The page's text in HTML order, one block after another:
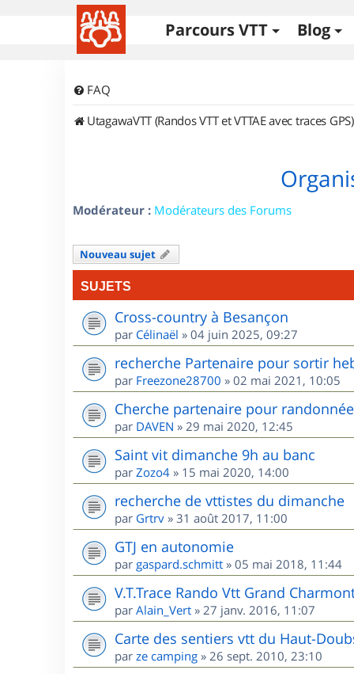
Parcours VTT Blog
FAQ
UtagawaVTT (Randos VTT et VTTAE avec traces GPS)
Modérateur : Modérateurs des Forums
Nouveau sujet
SUJETS
Cross-country à Besançon
par Célinaël » 04 juin 2025, 09:27
recherche Partenaire pour sortir
par Freezone28700 » 02 mai 2021, 10:05
Cherche partenaire pour
par DAVEN » 29 mai 2020, 12:45
Saint vit dimanche 9h au banc
par Zozo4 » 15 mai 2020, 14:00
recherche de vttistes du dimanche
par Grtrv » 31 août 2017, 11:00
GTJ en autonomie
par gaspard.schmitt » 05 mai 2018, 11:44
V.T.Trace Rando Vtt Grand
par Alain_Vert » 27 janv. 2016, 11:07
Carte des sentiers vtt du Haut-
par ze camping » 26 sept. 2010, 23:10